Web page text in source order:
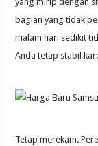
bagian yang tidak
malam hari sedikit
Anda tetap stabil
Tetap merekam.